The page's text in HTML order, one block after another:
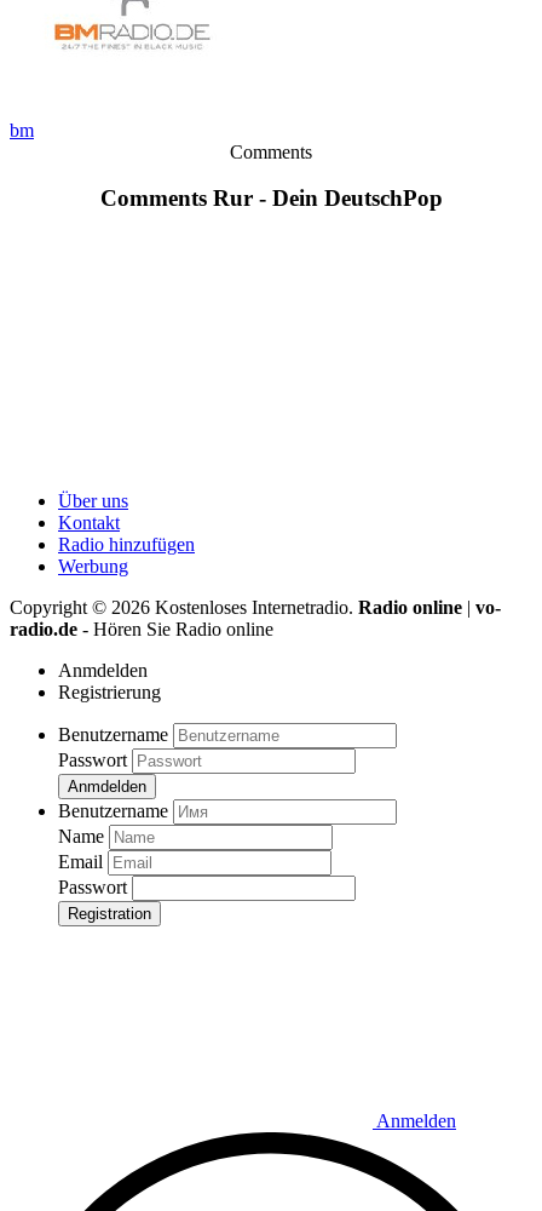
bm
Comments
Comments Rur - Dein DeutschPop
Über uns
Kontakt
Radio hinzufügen
Werbung
Copyright © 2026 Kostenloses Internetradio. Radio online | vo-
radio.de - Hören Sie Radio online
Anmdelden
Registrierung
Benutzername
Passwort
Anmdelden
Benutzername
Name
Email
Passwort
Registration
Anmelden